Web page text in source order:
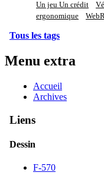
Un jeu Un crédit
ergonomique
Tous les tags
Menu extra
Accueil
Archives
Liens
Dessin
F-570